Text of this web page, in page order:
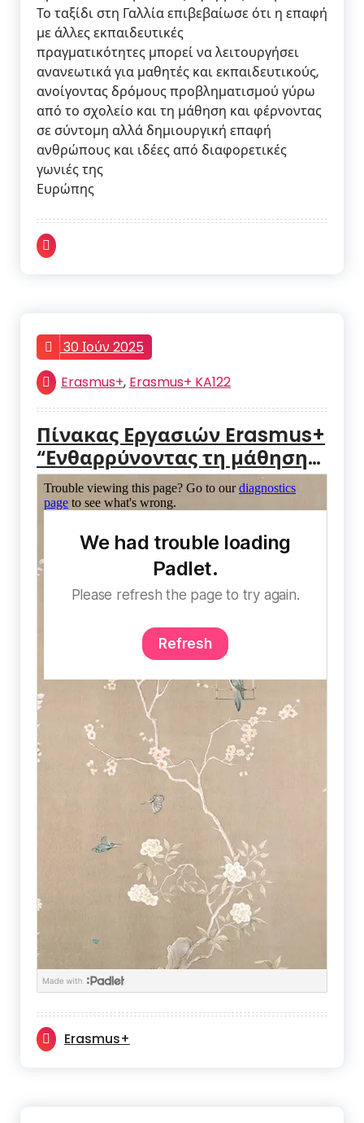
Το ταξίδι στη Γαλλία επιβεβαίωσε ότι η επαφή
με άλλες εκπαιδευτικές
πραγματικότητες μπορεί να λειτουργήσει
ανανεωτικά για μαθητές και εκπαιδευτικούς,
ανοίγοντας δρόμους προβληματισμού γύρω
από το σχολείο και τη μάθηση και φέρνοντας
σε σύντομη αλλά δημιουργική επαφή
ανθρώπους και ιδέες από διαφορετικές
γωνιές της
Ευρώπης
30 Ιούν 2025
Erasmus+, Erasmus+ KA122
Πίνακας Εργασιών Erasmus+
“Ενθαρρύνοντας τη μάθηση
σε ένα συναισθηματικά υγιές
περιβάλλον”
Erasmus+